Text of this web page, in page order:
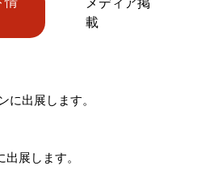
載
に出展します。
展します。